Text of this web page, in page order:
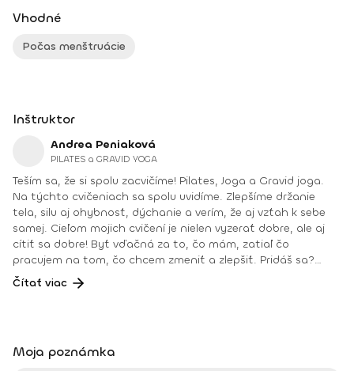
Vhodné
Počas menštruácie
Inštruktor
Andrea Peniaková
PILATES a GRAVID YOGA
Teším sa, že si spolu zacvičíme! Pilates, Joga a Gravid joga.
Na týchto cvičeniach sa spolu uvidíme. Zlepšíme držanie
tela, silu aj ohybnosť, dýchanie a verím, že aj vzťah k sebe
samej. Cieľom mojich cvičení je nielen vyzerať dobre, ale aj
cítiť sa dobre! Byť vďačná za to, čo mám, zatiaľ čo
pracujem na tom, čo chcem zmeniť a zlepšiť. Pridáš sa?
Teším sa na teba na online lekciách vo Fitshakeri, aj vo
Fitshaker podcaste! Taktiež osobne na mojich hodinách v
@andrea_mindfulflow Dosiahnuté vzdelanie: • Špecializačný
Čítať viac
Moja poznámka